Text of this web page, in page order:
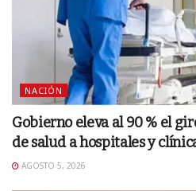
NACIÓN
Gobierno eleva al 90 % el
de salud a hospitales y
AGOSTO 5, 2026